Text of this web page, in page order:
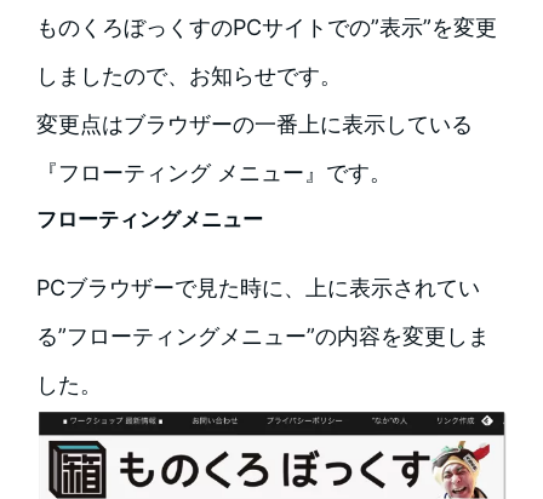
ものくろぼっくすのPCサイトでの”表示”を変更
しましたので、お知らせです。
変更点はブラウザーの一番上に表示している
『フローティング メニュー』です。
フローティングメニュー
PCブラウザーで見た時に、上に表示されてい
る”フローティングメニュー”の内容を変更しま
した。